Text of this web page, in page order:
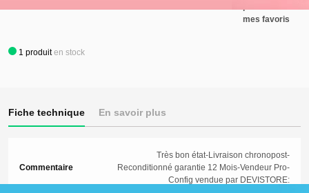
mes favoris
1 produit en stock
Fiche technique En savoir plus
Commentaire
Très bon état-Livraison chronopost-
Reconditionné garantie 12 Mois-Vendeur Pro-
Config vendue par DEVISTORE: